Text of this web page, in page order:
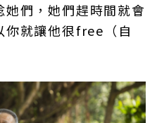
們，她們趕時間就會
你就讓他很free（自